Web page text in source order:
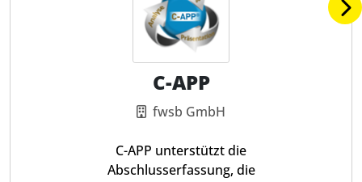
C-APP
fwsb GmbH
C-APP unterstützt die
Abschlusserfassung, die